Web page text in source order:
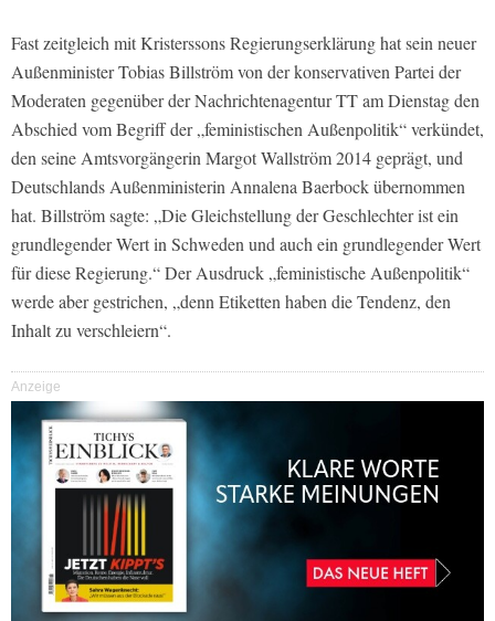
Fast zeitgleich mit Kristerssons Regierungserklärung hat sein neuer
Außenminister Tobias Billström von der konservativen Partei der
Moderaten gegenüber der Nachrichtenagentur TT am Dienstag den
Abschied vom Begriff der „feministischen Außenpolitik“ verkündet,
den seine Amtsvorgängerin Margot Wallström 2014 geprägt, und
Deutschlands Außenministerin Annalena Baerbock übernommen
hat. Billström sagte: „Die Gleichstellung der Geschlechter ist ein
grundlegender Wert in Schweden und auch ein grundlegender Wert
für diese Regierung.“ Der Ausdruck „feministische Außenpolitik“
werde aber gestrichen, „denn Etiketten haben die Tendenz, den
Inhalt zu verschleiern“.
Anzeige